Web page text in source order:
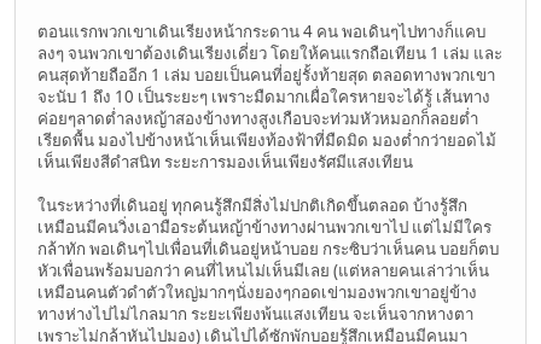
ตอนแรกพวกเขาเดินเรียงหน้ากระดาน 4 คน พอเดินๆไปทางก็แคบ
ลงๆ จนพวกเขาต้องเดินเรียงเดี่ยว โดยให้คนแรกถือเทียน 1 เล่ม และ
คนสุดท้ายถืออีก 1 เล่ม บอยเป็นคนที่อยู่รั้งท้ายสุด ตลอดทางพวกเขา
จะนับ 1 ถึง 10 เป็นระยะๆ เพราะมืดมากเผื่อใครหายจะได้รู้ เส้นทาง
ค่อยๆลาดต่ำลงหญ้าสองข้างทางสูงเกือบจะท่วมหัวหมอกก็ลอยต่ำ
เรียดพื้น มองไปข้างหน้าเห็นเพียงท้องฟ้าที่มืดมิด มองต่ำกว่ายอดไม้
เห็นเพียงสีดำสนิท ระยะการมองเห็นเพียงรัศมีแสงเทียน
ในระหว่างที่เดินอยู่ ทุกคนรู้สึกมีสิ่งไม่ปกติเกิดขึ้นตลอด บ้างรู้สึก
เหมือนมีคนวิ่งเอามือระต้นหญ้าข้างทางผ่านพวกเขาไป แต่ไม่มีใคร
กล้าทัก พอเดินๆไปเพื่อนที่เดินอยู่หน้าบอย กระซิบว่าเห็นคน บอยก็ตบ
หัวเพื่อนพร้อมบอกว่า คนที่ไหนไม่เห็นมีเลย (แต่หลายคนเล่าว่าเห็น
เหมือนคนตัวดำตัวใหญ่มากๆนั่งยองๆกอดเข่ามองพวกเขาอยู่ข้าง
ทางห่างไปไม่ไกลมาก ระยะเพียงพ้นแสงเทียน จะเห็นจากหางตา
เพราะไม่กล้าหันไปมอง) เดินไปได้ซักพักบอยรู้สึกเหมือนมีคนมา